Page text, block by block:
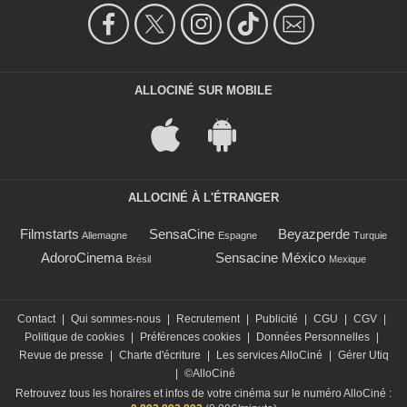
ALLOCINÉ SUR MOBILE
ALLOCINÉ À L'ÉTRANGER
Filmstarts Allemagne SensaCine Espagne Beyazperde Turquie
AdoroCinema Brésil Sensacine México Mexique
Contact Qui sommes-nous Recrutement Publicité CGU CGV
Politique de cookies
Préférences cookies Données Personnelles
Revue de presse
Charte d'écriture Les services AlloCiné
Gérer Utiq
©AlloCiné
Retrouvez tous les horaires et infos de votre cinéma sur le numéro AlloCiné :